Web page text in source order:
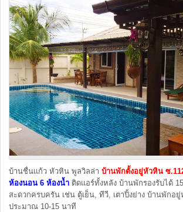
บ้านชื่นแก้ว หัวหิน พูลวิลล่า บ้านพักตั้งอยู่หัวหิน ซ
ห้องนอน 6 ห้องน้ำ ติดแอร์ทั้งหลัง บ้านพักรองรับได้
สะดวกครบครัน เช่น ตู้เย็น, ทีวี, เตาปิ้งย่าง บ้านพักอยู่
ประมาณ 10-15 นาที